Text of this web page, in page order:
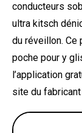
conducteurs
ultra kitsch
du réveillon. Ce
poche pour y
l’application
site du